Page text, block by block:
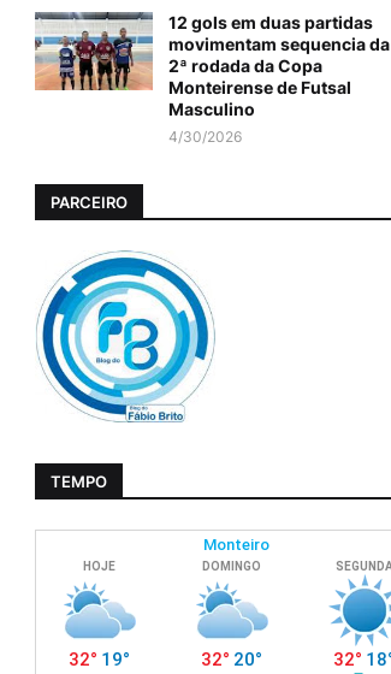
12 gols em duas partidas
movimentam sequencia da
2ª rodada da Copa
Monteirense de Futsal
Masculino
4/30/2026
PARCEIRO
TEMPO